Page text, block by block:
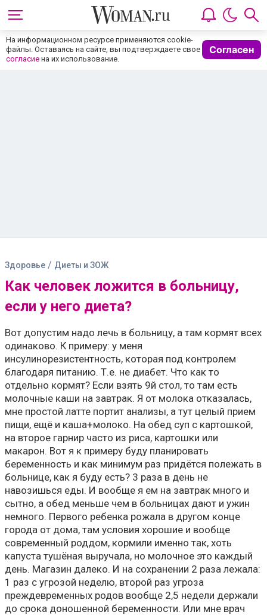
На информационном ресурсе применяются cookie-
файлы. Оставаясь на сайте, вы подтверждаете свое
согласие на их использование.
Согласен
Здоровье / Диеты и ЗОЖ
Как человек ложится в больницу,
если у него диета?
Вот допустим надо лечь в больницу, а там кормят всех
одинаково. К примеру: у меня
инсулинорезистентность, которая под контролем
благодаря питанию. Т.е. не диабет. Что как то
отдельно кормят? Если взять 9й стол, то там есть
молочные каши на завтрак. Я от молока отказалась,
мне простой латте портит анализы, а тут целый прием
пищи, ещё и каша+молоко. На обед суп с картошкой,
на второе гарнир часто из риса, картошки или
макарон. Вот я к примеру буду планировать
беременность и как минимум раз придётся полежать в
больнице, как я буду есть? 3 раза в день не
навозишься еды. И вообще я ем на завтрак много и
сытно, а обед меньше чем в больницах дают и ужин
немного. Первого ребенка рожала в другом конце
города от дома, там условия хорошие и вообще
современный роддом, кормили именно так, хоть
капуста тушёная выручала, но молочное это каждый
день. Магазин далеко. И на сохранении 2 раза лежала:
1 раз с угрозой неделю, второй раз угроза
преждевременных родов вообще 2,5 недели держали
до срока доношенной беременности. Или мне врач